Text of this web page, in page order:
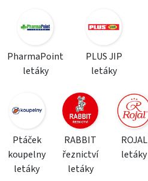
PharmaPoint
letáky
PLUS JIP
letáky
Ptáček
koupelny
letáky
RABBIT
řeznictví
letáky
ROJAL
letáky